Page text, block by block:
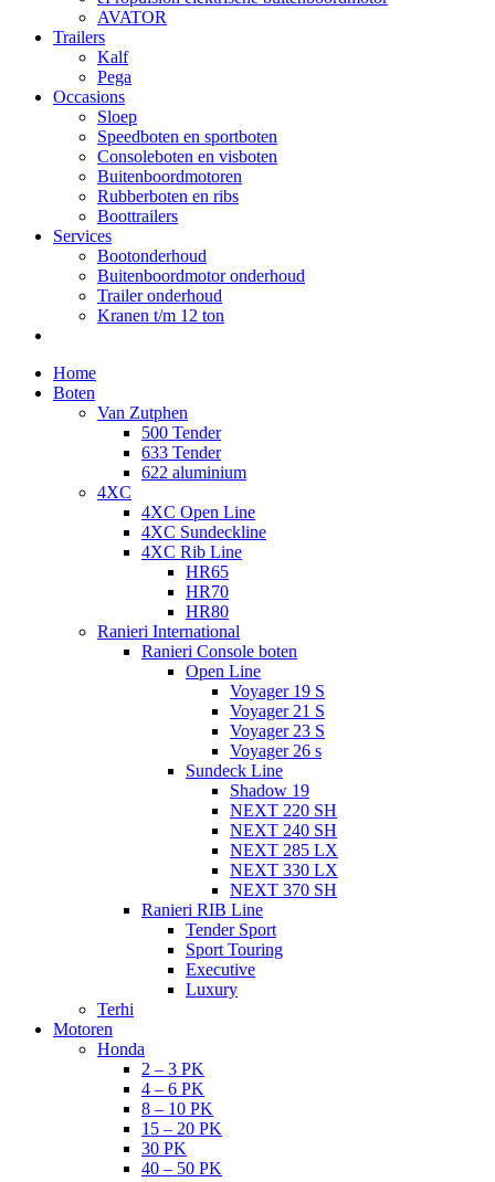
AVATOR
Trailers
Kalf
Pega
Occasions
Sloep
Speedboten en sportboten
Consoleboten en visboten
Buitenboordmotoren
Rubberboten en ribs
Boottrailers
Services
Bootonderhoud
Buitenboordmotor onderhoud
Trailer onderhoud
Kranen t/m 12 ton
Home
Boten
Van Zutphen
500 Tender
633 Tender
622 aluminium
4XC
4XC Open Line
4XC Sundeckline
4XC Rib Line
HR65
HR70
HR80
Ranieri International
Ranieri Console boten
Open Line
Voyager 19 S
Voyager 21 S
Voyager 23 S
Voyager 26 s
Sundeck Line
Shadow 19
NEXT 220 SH
NEXT 240 SH
NEXT 285 LX
NEXT 330 LX
NEXT 370 SH
Ranieri RIB Line
Tender Sport
Sport Touring
Executive
Luxury
Terhi
Motoren
Honda
2 – 3 PK
4 – 6 PK
8 – 10 PK
15 – 20 PK
30 PK
40 – 50 PK